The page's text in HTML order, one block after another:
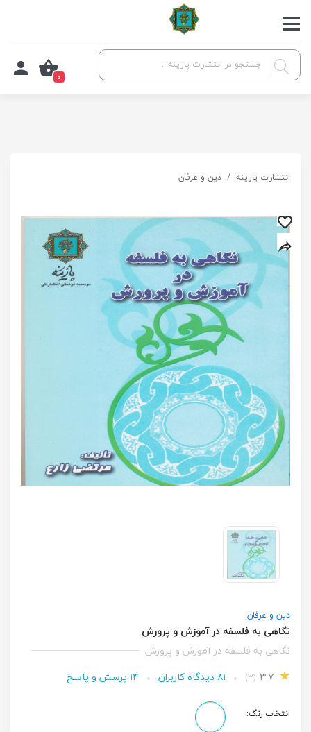
0
انتشارات پازینه دین و عرفان
دین و عرفان
نگاهی به فلسفه در آموزش و پرورش
نگاهی به فلسفه در آموزش و پرورش
(۳) ۸۱ دیدگاه کاربران ۱۴ پرسش و پاسخ
انتخاب رنگ: